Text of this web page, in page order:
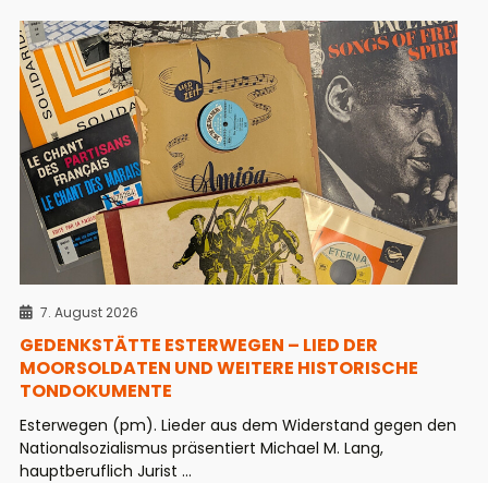
7. August 2026
GEDENKSTÄTTE ESTERWEGEN – LIED DER
MOORSOLDATEN UND WEITERE HISTORISCHE
TONDOKUMENTE
Esterwegen (pm). Lieder aus dem Widerstand gegen den
Nationalsozialismus präsentiert Michael M. Lang,
hauptberuflich Jurist ...